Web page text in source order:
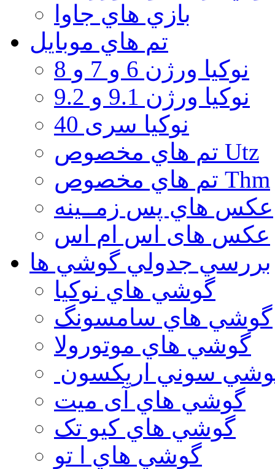
بازي هاي جاوا
تم هاي موبايل
نوكيا ورژن 6 و 7 و 8
نوكيا ورژن 9.1 و 9.2
نوکیا سری 40
تم هاي مخصوص Utz
تم هاي مخصوص Thm
عكس هاي پس زمــينه
عكس های اس ام اس
بررسي جدولي گوشي ها
گوشي هاي نوكيا
گوشي هاي سامسونگ
گوشي هاي موتورولا
سوني اريكسون
گوشي هاي آی میت
گوشي هاي کیو تک
گوشي هاي ا تو